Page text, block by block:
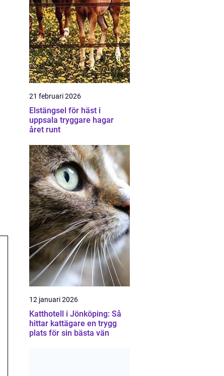
21 februari 2026
Elstängsel för häst i
uppsala tryggare hagar
året runt
12 januari 2026
Katthotell i Jönköping: Så
hittar kattägare en trygg
plats för sin bästa vän